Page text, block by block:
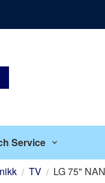
Service
TV LG 75"